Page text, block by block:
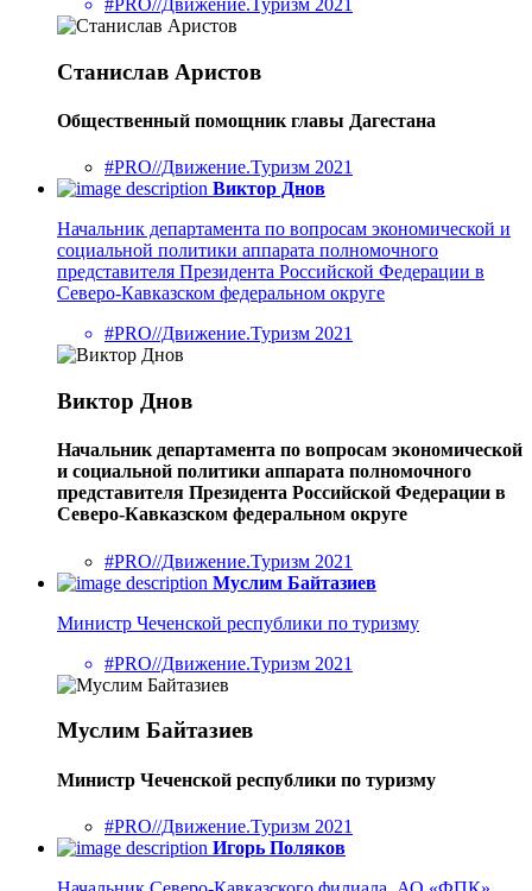
#PRO//Движение.Туризм 2021
Станислав Аристов
Общественный помощник главы Дагестана
#PRO//Движение.Туризм 2021
Виктор Днов
Начальник департамента по вопросам экономической и
социальной политики аппарата полномочного
представителя Президента Российской Федерации в
Северо-Кавказском федеральном округе
#PRO//Движение.Туризм 2021
Виктор Днов
Начальник департамента по вопросам экономической
и социальной политики аппарата полномочного
представителя Президента Российской Федерации в
Северо-Кавказском федеральном округе
#PRO//Движение.Туризм 2021
Муслим Байтазиев
Министр Чеченской республики по туризму
#PRO//Движение.Туризм 2021
Муслим Байтазиев
Министр Чеченской республики по туризму
#PRO//Движение.Туризм 2021
Игорь Поляков